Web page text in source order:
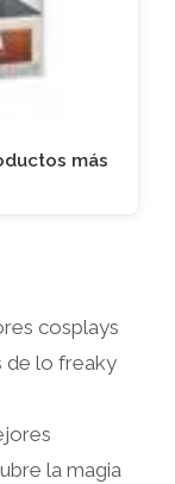
más
cosplays
de lo freaky
la magia